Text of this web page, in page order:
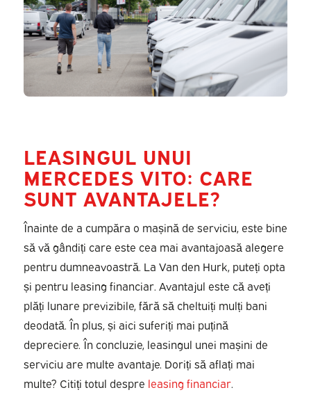
LEASINGUL UNUI
MERCEDES VITO: CARE
SUNT AVANTAJELE?
Înainte de a cumpăra o mașină de serviciu, este bine
să vă gândiți care este cea mai avantajoasă alegere
pentru dumneavoastră. La Van den Hurk, puteți opta
și pentru leasing financiar. Avantajul este că aveți
plăți lunare previzibile, fără să cheltuiți mulți bani
deodată. În plus, și aici suferiți mai puțină
depreciere. În concluzie, leasingul unei mașini de
serviciu are multe avantaje. Doriți să aflați mai
multe? Citiți totul despre leasing financiar.